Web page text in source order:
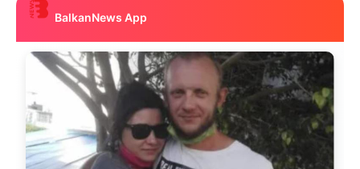
BalkanNews App